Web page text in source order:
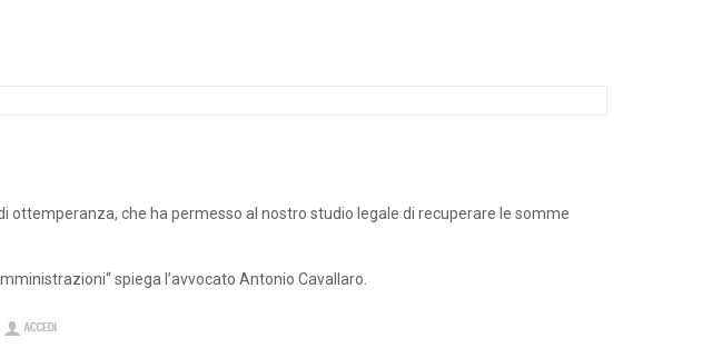
che ha permesso al nostro studio legale di recuperare le somme
spiega l’avvocato Antonio Cavallaro.